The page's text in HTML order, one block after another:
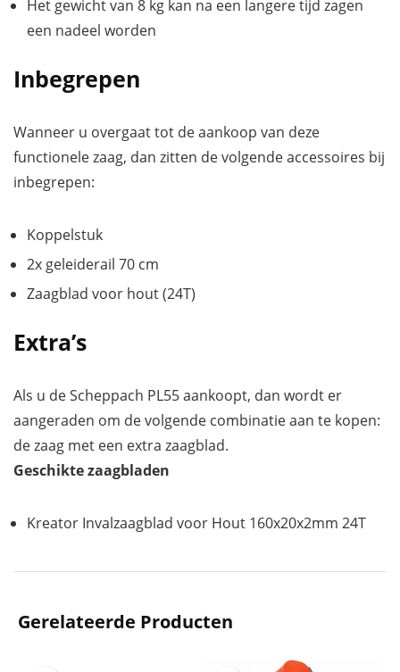
Het gewicht van 8 kg kan na een langere tijd zagen
een nadeel worden
Inbegrepen
Wanneer u overgaat tot de aankoop van deze
functionele zaag, dan zitten de volgende accessoires bij
inbegrepen:
Koppelstuk
2x geleiderail 70 cm
Zaagblad voor hout (24T)
Extra’s
Als u de Scheppach PL55 aankoopt, dan wordt er
aangeraden om de volgende combinatie aan te kopen:
de zaag met een extra zaagblad.
Geschikte zaagbladen
Kreator Invalzaagblad voor Hout 160x20x2mm 24T
Gerelateerde Producten